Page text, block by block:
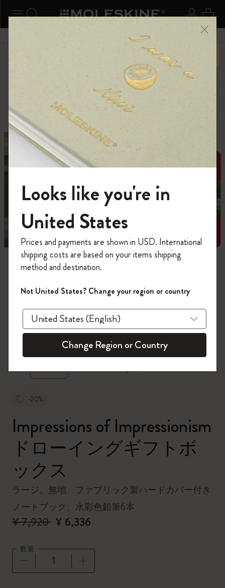
ナビゲーションの切替 ログ
検索 (キーワードなど) カ
6,500円以上のご購入で送料無料 メニ
ーを閉じる
ショップ
Impressions of Impressionism コレクション
zoom.cta
-20%
Impressions of Impressionism
ドローイングギフトボ
ックス
ラージ、無地、ファブリック製ハードカバー付き
ノートブック、水彩色鉛筆6本
¥ 7,920 ¥ 6,336
数量
モレスキンの世界へようこそ
「WELCOME10」を入力すると、初回注
文が10%オフ＋送料無料になります。セ
ール・アウトレット品は適用外。
Moleskineアカウントを作成して限定オフ
ァーや会員特典、さらに多くのインスピ
レーションを手に入れましょう。
今すぐ会員登録 !
Looks like you're in
United States
Prices and payments are shown in USD. International
shipping costs are based on your items shipping
method and destination.
Not United States? Change your region or country
Change Region or Country